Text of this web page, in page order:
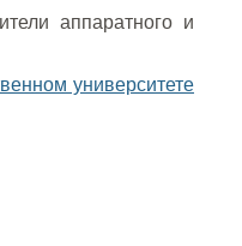
аппаратного и
университете